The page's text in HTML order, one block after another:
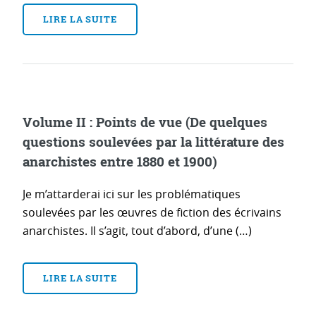
LIRE LA SUITE
Volume II : Points de vue (De quelques
questions soulevées par la littérature des
anarchistes entre 1880 et 1900)
Je m’attarderai ici sur les problématiques
soulevées par les œuvres de fiction des écrivains
anarchistes. Il s’agit, tout d’abord, d’une (…)
LIRE LA SUITE